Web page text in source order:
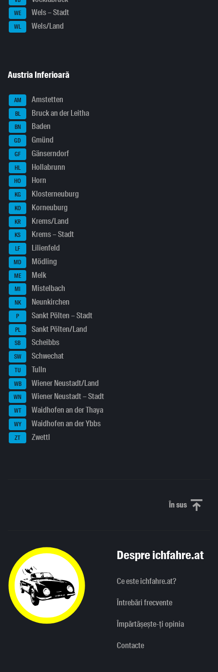
WE Wels – Stadt
WL Wels/Land
Austria Inferioară
AM Amstetten
BL Bruck an der Leitha
BN Baden
GD Gmünd
GF Gänserndorf
HL Hollabrunn
HO Horn
KG Klosterneuburg
KO Korneuburg
KR Krems/Land
KS Krems – Stadt
LF Lilienfeld
MD Mödling
ME Melk
MI Mistelbach
NK Neunkirchen
P Sankt Pölten – Stadt
PL Sankt Pölten/Land
SB Scheibbs
SW Schwechat
TU Tulln
WB Wiener Neustadt/Land
WN Wiener Neustadt – Stadt
WT Waidhofen an der Thaya
WY Waidhofen an der Ybbs
ZT Zwettl
În susDerulați
Despre ichfahre.at
Ce este ichfahre.at?
Întrebări frecvente
Împărtășește-ți opinia
Contacte